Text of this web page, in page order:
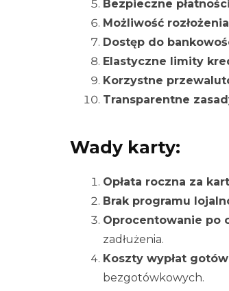
Bezpieczne
Możliwość
Dostęp do
Elastyczne limity
Korzystne
Transparentne
Wady karty:
Opłata roczna za
Brak programu
Oprocentowanie po
zadłużenia.
Koszty wypłat
bezgotówkowych.